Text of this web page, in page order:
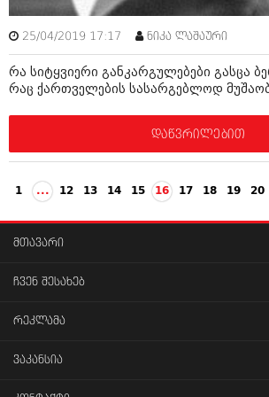
25/04/2019 17:17 ნიკა ლაშაური
რა სიტყვიერი განკარგულებები გასცა
რაც ქართველების სასარგებლოდ
დაწვრილებით
1 ... 12 13 14 15 16 17 18 19 20
მთავარი
ჩვენ შესახებ
რეკლამა
ვაკანსია